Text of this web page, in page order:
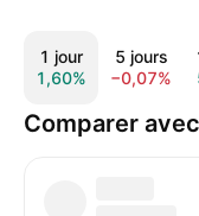
1 jour
1,60%
5 jours
−0,07%
Comparer